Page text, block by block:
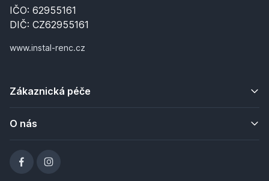
IČO: 62955161
DIČ: CZ62955161
www.instal-renc.cz
Zákaznická péče
O nás